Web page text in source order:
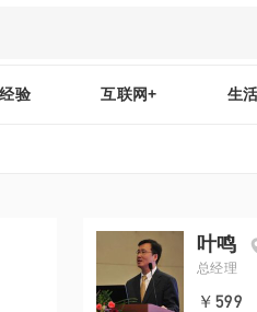
验 互联网+ 生
叶鸣
总经理
￥599